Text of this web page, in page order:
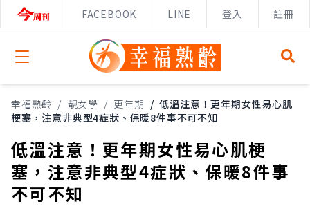
FACEBOOK LINE 登入 註冊
Open menu
幸福熟齡 / 靚女學 / 更年期 / 低溫注意！更年期女性易心肌
梗塞，注意非典型4症狀、保暖8件事不可不知
低溫注意！更年期女性易心肌梗
塞，注意非典型4症狀、保暖8件事
不可不知